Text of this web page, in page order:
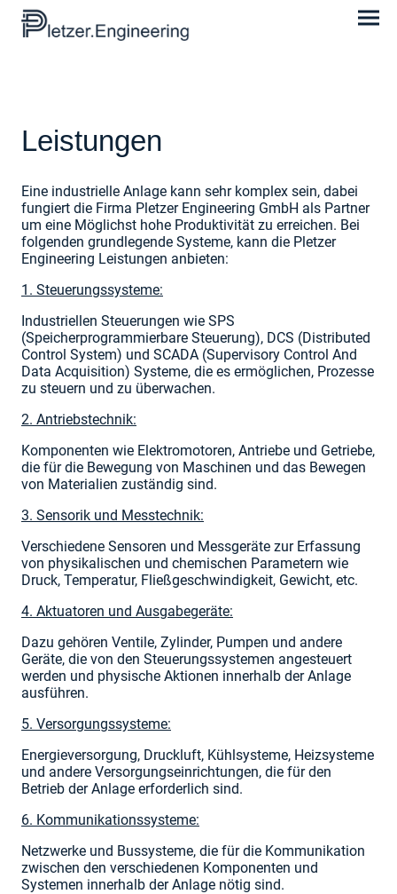
Leistungen
Eine industrielle Anlage kann sehr komplex sein, dabei
fungiert die Firma Pletzer Engineering GmbH als Partner
um eine Möglichst hohe Produktivität zu erreichen. Bei
folgenden grundlegende Systeme, kann die Pletzer
Engineering Leistungen anbieten:
1. Steuerungssysteme:
Industriellen Steuerungen wie SPS
(Speicherprogrammierbare Steuerung), DCS (Distributed
Control System) und SCADA (Supervisory Control And
Data Acquisition) Systeme, die es ermöglichen, Prozesse
zu steuern und zu überwachen.
2. Antriebstechnik:
Komponenten wie Elektromotoren, Antriebe und Getriebe,
die für die Bewegung von Maschinen und das Bewegen
von Materialien zuständig sind.
3. Sensorik und Messtechnik:
Verschiedene Sensoren und Messgeräte zur Erfassung
von physikalischen und chemischen Parametern wie
Druck, Temperatur, Fließgeschwindigkeit, Gewicht, etc.
4. Aktuatoren und Ausgabegeräte:
Dazu gehören Ventile, Zylinder, Pumpen und andere
Geräte, die von den Steuerungssystemen angesteuert
werden und physische Aktionen innerhalb der Anlage
ausführen.
5. Versorgungssysteme:
Energieversorgung, Druckluft, Kühlsysteme, Heizsysteme
und andere Versorgungseinrichtungen, die für den
Betrieb der Anlage erforderlich sind.
6. Kommunikationssysteme:
Netzwerke und Bussysteme, die für die Kommunikation
zwischen den verschiedenen Komponenten und
Systemen innerhalb der Anlage nötig sind.